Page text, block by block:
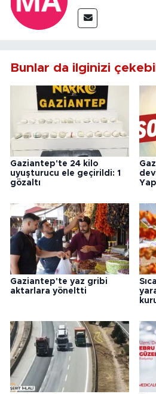
Bunlar da ilginizi
Gaziantep'te 24 kilo
uyuşturucu ele geçirildi: 1
gözaltı
Gaziantep'te yaz gribi
aktarlara yöneltti